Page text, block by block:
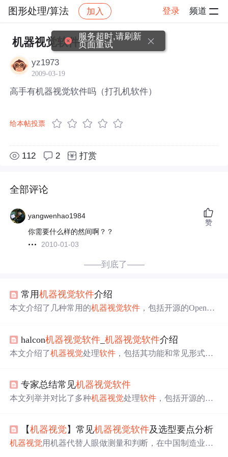
图形处理/算法 加入 登录 频道
社区 图形处理/算法 帖子详情
机器视觉软件
yz1973
2009-03-19
高手有机器视觉软件吗（打孔机软件）
给本帖投票
112 2 打赏
全部评论
yangwenhao1984
你需要什么样的然间啊？？
2010-01-03
赞
——到底了——
常用机器视觉软件介绍
本文介绍了几种常用的机器视觉软件 ，包括开源的OpenC
箱。这些软件在图像处理、检测、识别和分析方面各具特
色，适用于不同的机器视觉应用场景。
halcon机器视觉软件 _机器视觉软件介绍
本文介绍了机器视觉处理软件 ，包括其功能和常见形式。
进行了详细对比分析，指出其优缺点和适用场景，同时介
绍了国内部分机器视觉处理软件。
专家总结常见机器视觉软件
本文列举并对比了多种机器视觉处理软件 ，包括开源的Op
场景。同时，也介绍了国内的机器视觉软件如SciSmart和Vi
sionWARE等，并讨论了价格和功能的平衡点。文章指出，
【机器视觉】常见机器视觉软件及选型要点分析
机器视觉用机器代替人眼做测量和判断，在中国制造业蓬
服务超时,请刷新
页面重试